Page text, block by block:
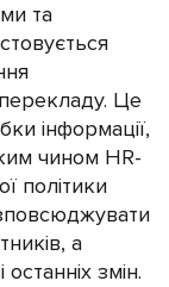
та
Це
інформації,
чином HR-
політики
а
змін.